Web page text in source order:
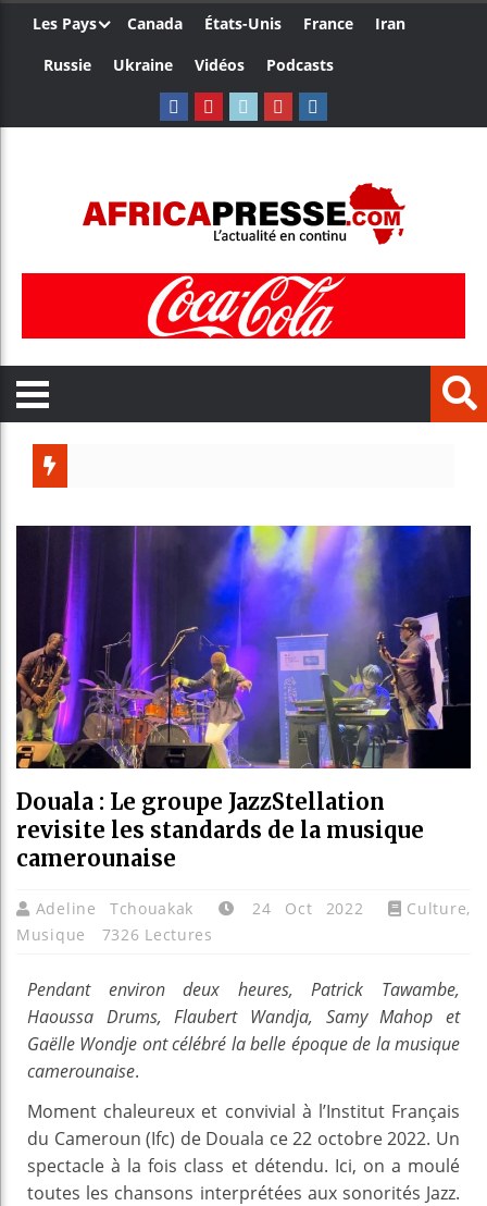
Les Pays Canada États-Unis France
Iran
Russie
Ukraine Vidéos Podcasts
Bénin
Aliko
Douala : Le groupe JazzStellation
revisite les standards de la musique
camerounaise
Adeline Tchouakak 24 Oct 2022 Culture,
Musique
7326 Lectures
Pendant environ deux heures, Patrick Tawambe,
Haoussa Drums, Flaubert Wandja, Samy Mahop et
Gaëlle Wondje ont célébré la belle époque de la musique
camerounaise.
Moment chaleureux et convivial à l’Institut Français
du Cameroun (Ifc) de Douala ce 22 octobre 2022. Un
spectacle à la fois class et détendu. Ici, on a moulé
toutes les chansons interprétées aux sonorités Jazz.